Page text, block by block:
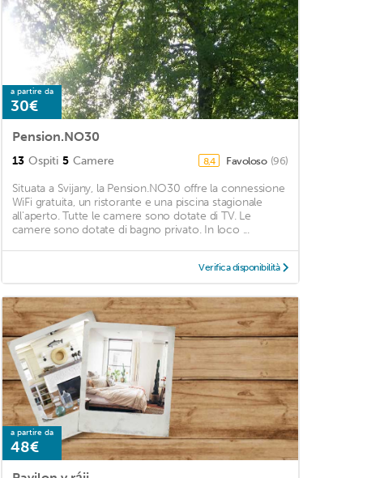
a partire da
30€
Pension.NO30
13 Ospiti 5 Camere 8,4 Favoloso (96)
Situata a Svijany, la Pension.NO30 offre la connessione
WiFi gratuita, un ristorante e una piscina stagionale
all'aperto. Tutte le camere sono dotate di TV. Le
camere sono dotate di bagno privato. In loco ...
Verifica disponibilità
a partire da
48€